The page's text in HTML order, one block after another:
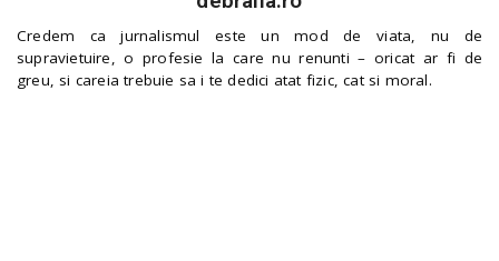
Credem ca jurnalismul este un mod de viata, nu de
supravietuire, o profesie la care nu renunti – oricat ar fi de
greu, si careia trebuie sa i te dedici atat fizic, cat si moral.